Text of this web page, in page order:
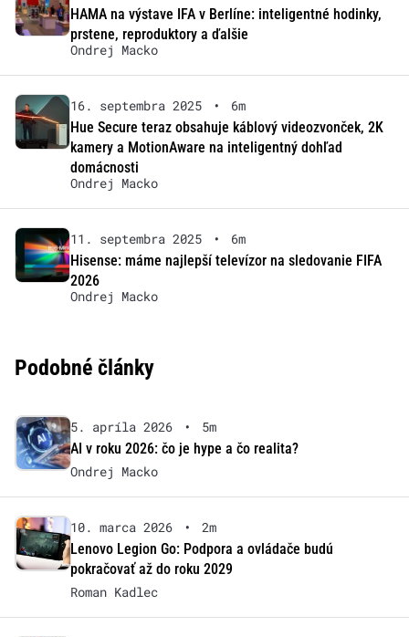
HAMA na výstave IFA v Berlíne: inteligentné hodinky,
prstene, reproduktory a ďalšie
Ondrej Macko
16. septembra 2025 •
6m
Hue Secure teraz obsahuje káblový videozvonček, 2K
kamery a MotionAware na inteligentný dohľad
domácnosti
Ondrej Macko
11. septembra 2025 •
6m
Hisense: máme najlepší televízor na sledovanie FIFA
2026
Ondrej Macko
Podobné články
5. apríla 2026 •
5m
AI v roku 2026: čo je hype a čo realita?
Ondrej Macko
10. marca 2026 •
2m
Lenovo Legion Go: Podpora a ovládače budú
pokračovať až do roku 2029
Roman Kadlec